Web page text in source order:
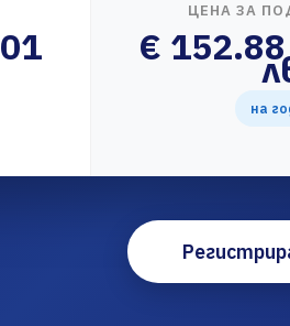
ЦЕНА ЗА
€
на